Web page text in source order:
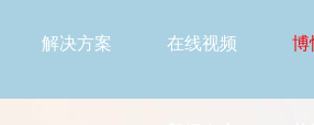
解决方案 在线视频 博